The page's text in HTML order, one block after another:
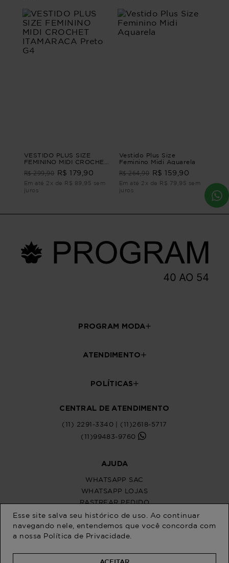
VESTIDO PLUS SIZE
FEMININO MIDI CROCHET
ITAMARACA Preto G4
R$ 299,90 R$ 179,90
Em até 2x de R$ 89,95 sem
juros
Vestido Plus Size
Feminino Midi Aquarela
R$ 264,90 R$ 159,90
Em até 2x de R$ 79,95 sem
juros
Esse site salva seu histórico de uso. Ao continuar
navegando nele, entendemos que você concorda com
a nossa Política de Privacidade
ACEITAR